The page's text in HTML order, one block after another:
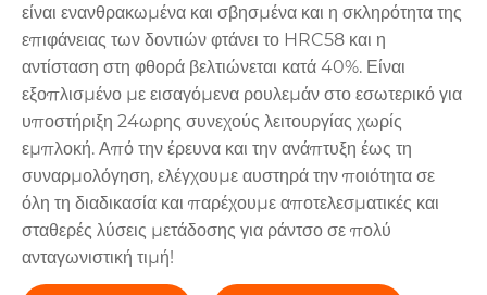
είναι ενανθρακωμένα και σβησμένα και η σκληρότητα της
επιφάνειας των δοντιών φτάνει το HRC58 και η
αντίσταση στη φθορά βελτιώνεται κατά 40%. Είναι
εξοπλισμένο με εισαγόμενα ρουλεμάν στο εσωτερικό για
υποστήριξη 24ωρης συνεχούς λειτουργίας χωρίς
εμπλοκή. Από την έρευνα και την ανάπτυξη έως τη
συναρμολόγηση, ελέγχουμε αυστηρά την ποιότητα σε
όλη τη διαδικασία και παρέχουμε αποτελεσματικές και
σταθερές λύσεις μετάδοσης για ράντσο σε πολύ
ανταγωνιστική τιμή!